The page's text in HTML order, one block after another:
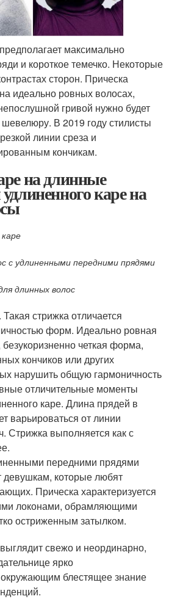
максимально
и короткое темечко. Некоторые
сторон. Прическа
идеально ровных волосах,
гривой нужно будет
шевелюру. В 2019 году стилисты
линии среза и
кончикам.
на длинные
каре на
с удлиненными передними прядями
длинных волос
стрижка отличается
форм. Идеально ровная
четкая форма,
кончиков или других
нарушить общую гармоничность
отличительные моменты
каре. Длина прядей в
варьироваться от линии
Стрижка выполняется как с
передними прядями
девушкам, которые любят
Прическа характеризуется
локонами, обрамляющими
остриженным затылком.
свежо и неординарно,
ярко
блестящее знание